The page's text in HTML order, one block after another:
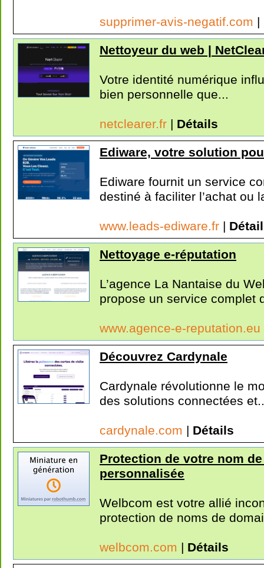
supprimer-avis-negatif.com |
Nettoyeur du web |
Votre identité numérique
bien personnelle que...
netclearer.fr | Détails
Ediware, votre solution
Ediware fournit un service
destiné à faciliter l’achat ou
www.leads-ediware.fr |
Nettoyage e-réputation
L’agence La Nantaise du
propose un service complet
www.agence-e-reputation.eu
Découvrez Cardynale
Cardynale révolutionne le
des solutions connectées
cardynale.com | Détails
Protection de votre nom
personnalisée
Welbcom est votre allié
protection de noms de
welbcom.com | Détails